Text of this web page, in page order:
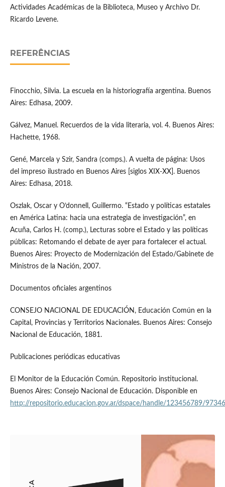
Actividades Académicas de la Biblioteca, Museo y Archivo Dr.
Ricardo Levene.
REFERÊNCIAS
Finocchio, Silvia. La escuela en la historiografía argentina. Buenos
Aires: Edhasa, 2009.
Gálvez, Manuel. Recuerdos de la vida literaria, vol. 4. Buenos Aires:
Hachette, 1968.
Gené, Marcela y Szir, Sandra (comps.). A vuelta de página: Usos
del impreso ilustrado en Buenos Aires [siglos XIX-XX]. Buenos
Aires: Edhasa, 2018.
Oszlak, Oscar y O’donnell, Guillermo. “Estado y políticas estatales
en América Latina: hacia una estrategia de investigación”, en
Acuña, Carlos H. (comp.), Lecturas sobre el Estado y las políticas
públicas: Retomando el debate de ayer para fortalecer el actual.
Buenos Aires: Proyecto de Modernización del Estado/Gabinete de
Ministros de la Nación, 2007.
Documentos oficiales argentinos
CONSEJO NACIONAL DE EDUCACIÓN, Educación Común en la
Capital, Provincias y Territorios Nacionales. Buenos Aires: Consejo
Nacional de Educación, 1881.
Publicaciones periódicas educativas
El Monitor de la Educación Común. Repositorio institucional.
Buenos Aires: Consejo Nacional de Educación. Disponible en
http://repositorio.educacion.gov.ar/dspace/handle/123456789/97346